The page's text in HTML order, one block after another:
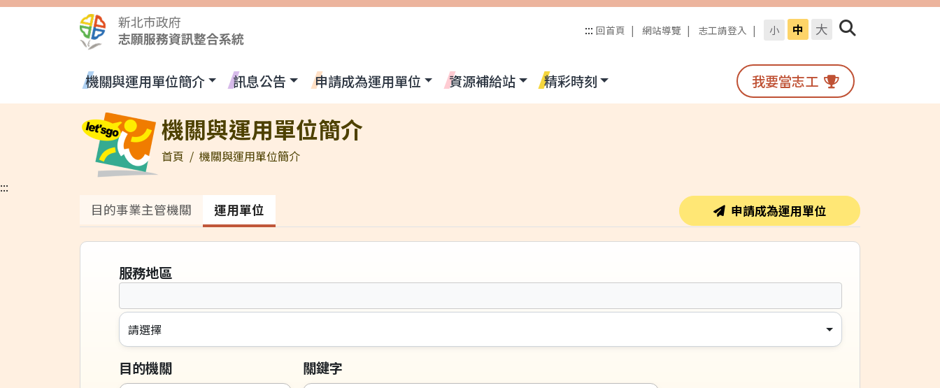
跳到主要內容區塊運用單位 ::: 回首頁 網站導覽 志工請登入 小 中 大
:::
機關與運用單位簡介 訊息公告 申請成為運用單位 資源補給站 精彩時刻 我要當志工
全站搜尋 全站搜尋
機關與運用單位簡介
首頁
機關與運用單位簡介
:::
目的事業主管機關 運用單位 申請成為運用單位
服務地區
請選擇
目的機關 關鍵字